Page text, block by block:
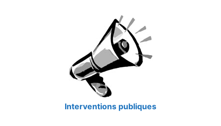
Interventions publiques